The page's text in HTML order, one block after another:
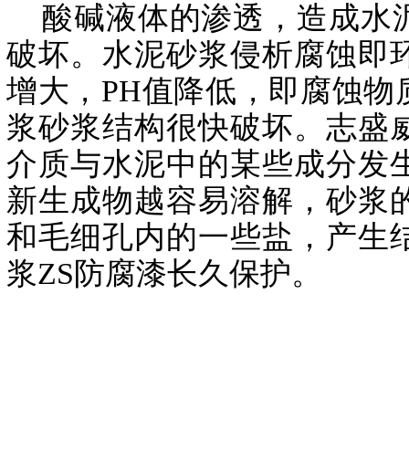
酸碱液体的渗透，造成水
破坏。水泥砂浆侵析腐蚀即
增大，PH值降低，即腐蚀
浆砂浆结构很快破坏。志盛
介质与水泥中的某些成分发
新生成物越容易溶解，砂浆
和毛细孔内的一些盐，产生
浆ZS防腐漆长久保护。